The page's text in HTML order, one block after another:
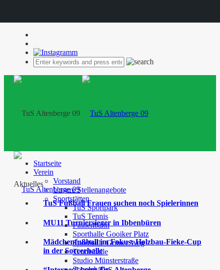
Startseite
Verein
Vorstand
Unsere Stellenangebote
Sportstätten
TuS Sportpark
TuS Tennis
Finnenbahn
Sporthalle Gooiker Platz
Sporthalle Grüner Weg
Tennishalle
Studio Münsterstraße
Aktuelles
TuS Fußball Frauen suchen noch Spielerinnen
MU11 Turniersieger in Ibbenbüren
Mädchenfußball im Fokus: Holzbau-Fieke-Cup
in der Soccerhalle